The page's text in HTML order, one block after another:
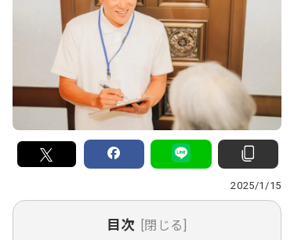
2025/1/15
目次 [閉じる]